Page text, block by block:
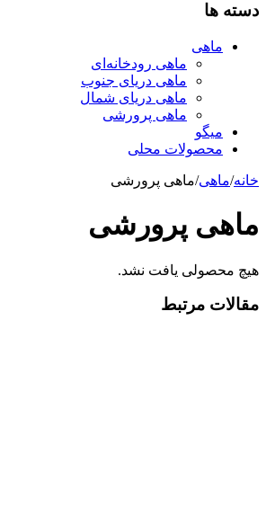
دسته ها
ماهی
ماهی رودخانه‌ای
ماهی دریای جنوب
ماهی دریای شمال
ماهی پرورشی
میگو
محصولات محلی
خانه/ماهی/ماهی پرورشی
ماهی پرورشی
هیچ محصولی یافت نشد.
مقالات مرتبط